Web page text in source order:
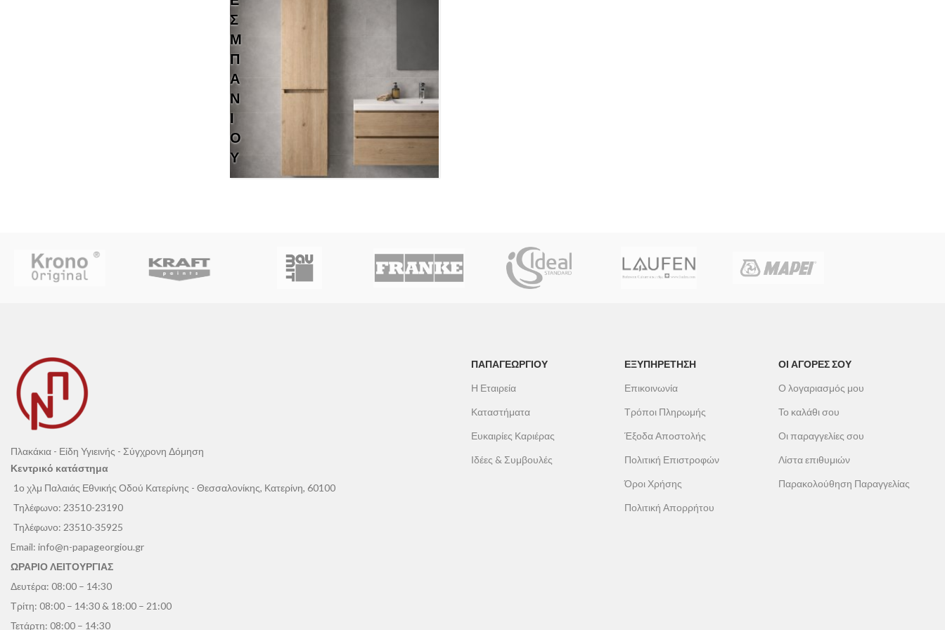
Σ
Μ
Π
Ά
Ν
Ι
Ο
Υ
Πλακάκια - Είδη Υγιεινής - Σύγχρονη Δόμηση
Κεντρικό κατάστημα
1ο χλμ Παλαιάς Εθνικής Οδού Κατερίνης - Θεσσαλονίκης, Κατερίνη, 60100
Τηλέφωνο: 23510-23190
Τηλέφωνο: 23510-35925
Email: info@n-papageorgiou.gr
ΩΡΑΡΙΟ ΛΕΙΤΟΥΡΓΙΑΣ
Δευτέρα: 08:00 – 14:30
Τρίτη: 08:00 – 14:30 & 18:00 – 21:00
Τετάρτη: 08:00 – 14:30
ΠΑΠΑΓΕΩΡΓΊΟΥ
Η Εταιρεία
Καταστήματα
Ευκαιρίες Καριέρας
Ιδέες & Συμβουλές
ΕΞΥΠΗΡΕΤΗΣΗ
Επικοινωνία
Τρόποι Πληρωμής
Έξοδα Αποστολής
Πολιτική Επιστροφών
Όροι Χρήσης
Πολιτική Απορρήτου
ΟΙ ΑΓΟΡΕΣ ΣΟΥ
Ο λογαριασμός μου
Το καλάθι σου
Οι παραγγελίες σου
Λίστα επιθυμιών
Παρακολούθηση Παραγγελίας